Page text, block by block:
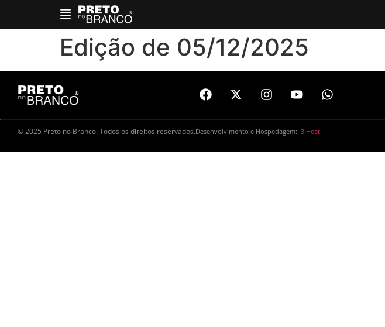
Edição de 05/12/2025
© 2025 Preto no Branco. Todos os direitos reservados.Desenvolvimento e Hospedagem: I3.Host